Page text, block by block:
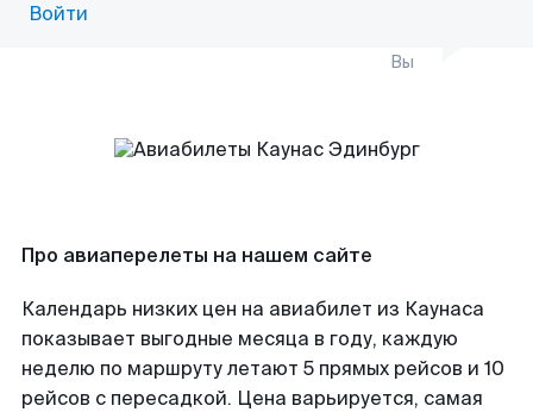
Войти
Вы
Про авиаперелеты на нашем сайте
Календарь низких цен на авиабилет из Каунаса
показывает выгодные месяца в году, каждую
неделю по маршруту летают 5 прямых рейсов и 10
рейсов с пересадкой. Цена варьируется, самая